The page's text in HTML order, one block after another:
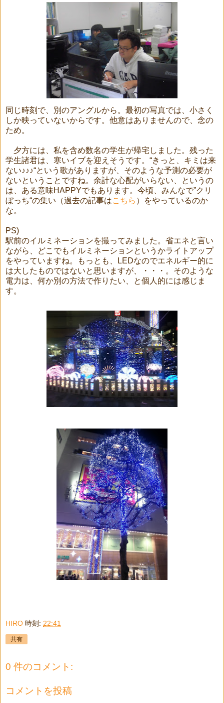
同じ時刻で、別のアングルから。最初の写真では、小さく
しか映っていないからです。他意はありませんので、念の
ため。
夕方には、私を含め数名の学生が帰宅しました。残った
学生諸君は、寒いイブを迎えそうです。“きっと、キミは来
ない♪♪♪“という歌がありますが、そのような予測の必要が
ないということですね。余計な心配がいらない、というの
は、ある意味HAPPYでもあります。今頃、みんなで”クリ
ぼっち“の集い（過去の記事はこちら ）をやっているのか
な。
PS)
駅前のイルミネーションを撮ってみました。省エネと言い
ながら、どこでもイルミネーションというかライトアップ
をやっていますね。もっとも、
LEDなのでエネルギー的に
は大したものではないと思いますが、・・・。そのような
電力は、何か別の方法で作りたい、と個人的には感じま
す。
HIRO 時刻: 22:41
共有
0 件のコメント:
コメントを投稿